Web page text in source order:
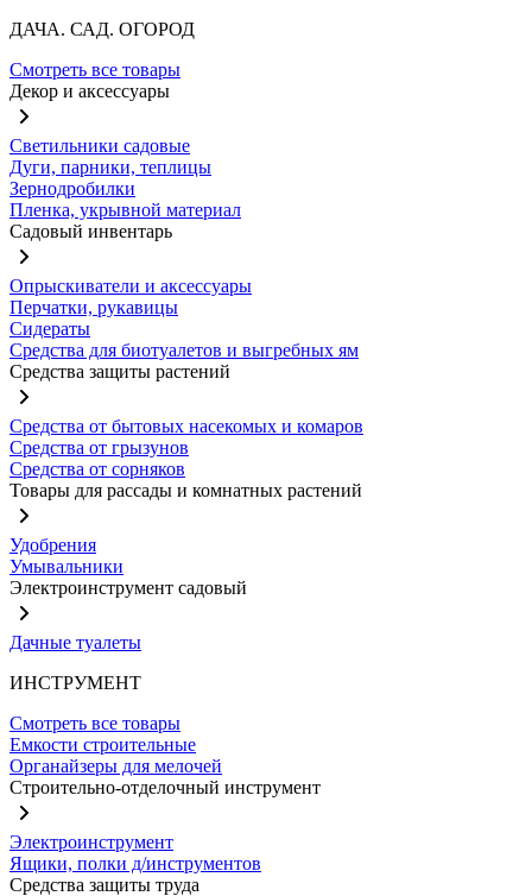
ДАЧА. САД. ОГОРОД
Смотреть все товары
Декор и аксессуары
Светильники садовые
Дуги, парники, теплицы
Зернодробилки
Пленка, укрывной материал
Садовый инвентарь
Опрыскиватели и аксессуары
Перчатки, рукавицы
Сидераты
Средства для биотуалетов и выгребных ям
Средства защиты растений
Средства от бытовых насекомых и комаров
Средства от грызунов
Средства от сорняков
Товары для рассады и комнатных растений
Удобрения
Умывальники
Электроинструмент садовый
Дачные туалеты
ИНСТРУМЕНТ
Смотреть все товары
Емкости строительные
Органайзеры для мелочей
Строительно-отделочный инструмент
Электроинструмент
Ящики, полки д/инструментов
Средства защиты труда